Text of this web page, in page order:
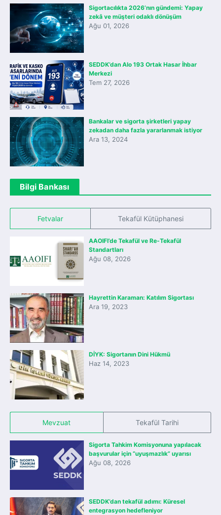
Sigortacılıkta 2026’nın gündemi: Yapay
zekâ ve müşteri odaklı dönüşüm
Ağu 01, 2026
SEDDK’dan Alo 193 Ortak Hasar İhbar
Merkezi
Tem 27, 2026
Bankalar ve sigorta şirketleri yapay
zekadan daha fazla yararlanmak istiyor
Ara 13, 2024
Bilgi Bankası
Fetvalar Tekafül Kütüphanesi
AAOIFI’de Tekafül ve Re-Tekafül
Standartları
Ağu 08, 2026
Hayrettin Karaman: Katılım Sigortası
Ara 19, 2023
DİYK: Sigortanın Dini Hükmü
Haz 14, 2023
Mevzuat Tekafül Tarihi
Sigorta Tahkim Komisyonuna yapılacak
başvurular için “uyuşmazlık” uyarısı
Ağu 08, 2026
SEDDK’dan tekafül adımı: Küresel
entegrasyon hedefleniyor